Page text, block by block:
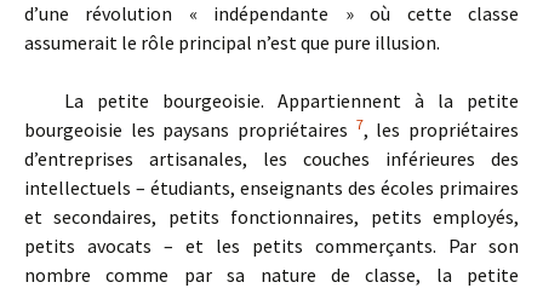
d’une révolution « indépendante » où cette classe
assumerait le rôle principal n’est que pure illusion.
La petite bourgeoisie. Appartiennent à la petite
bourgeoisie les paysans propriétaires 7, les propriétaires
d’entreprises artisanales, les couches inférieures des
intellectuels – étudiants, enseignants des écoles primaires
et secondaires, petits fonctionnaires, petits employés,
petits avocats – et les petits commerçants. Par son
nombre comme par sa nature de classe, la petite